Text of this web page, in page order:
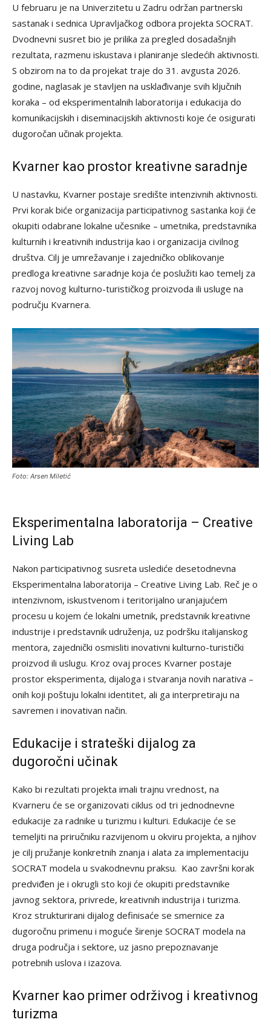
U februaru je na Univerzitetu u Zadru održan partnerski
sastanak i sednica Upravljačkog odbora projekta SOCRAT.
Dvodnevni susret bio je prilika za pregled dosadašnjih
rezultata, razmenu iskustava i planiranje sledećih aktivnosti.
S obzirom na to da projekat traje do 31. avgusta 2026.
godine, naglasak je stavljen na usklađivanje svih ključnih
koraka – od eksperimentalnih laboratorija i edukacija do
komunikacijskih i diseminacijskih aktivnosti koje će osigurati
dugoročan učinak projekta.
Kvarner kao prostor kreativne saradnje
U nastavku, Kvarner postaje središte intenzivnih aktivnosti.
Prvi korak biće organizacija participativnog sastanka koji će
okupiti odabrane lokalne učesnike – umetnika, predstavnika
kulturnih i kreativnih industrija kao i organizacija civilnog
društva. Cilj je umrežavanje i zajedničko oblikovanje
predloga kreativne saradnje koja će poslužiti kao temelj za
razvoj novog kulturno-turističkog proizvoda ili usluge na
području Kvarnera.
Foto: Arsen Miletić
Eksperimentalna laboratorija – Creative
Living Lab
Nakon participativnog susreta uslediće desetodnevna
Eksperimentalna laboratorija – Creative Living Lab. Reč je o
intenzivnom, iskustvenom i teritorijalno uranjajućem
procesu u kojem će lokalni umetnik, predstavnik kreativne
industrije i predstavnik udruženja, uz podršku italijanskog
mentora, zajednički osmisliti inovativni kulturno-turistički
proizvod ili uslugu. Kroz ovaj proces Kvarner postaje
prostor eksperimenta, dijaloga i stvaranja novih narativa –
onih koji poštuju lokalni identitet, ali ga interpretiraju na
savremen i inovativan način.
Edukacije i strateški dijalog za
dugoročni učinak
Kako bi rezultati projekta imali trajnu vrednost, na
Kvarneru će se organizovati ciklus od tri jednodnevne
edukacije za radnike u turizmu i kulturi. Edukacije će se
temeljiti na priručniku razvijenom u okviru projekta, a njihov
je cilj pružanje konkretnih znanja i alata za implementaciju
SOCRAT modela u svakodnevnu praksu. Kao završni korak
predviđen je i okrugli sto koji će okupiti predstavnike
javnog sektora, privrede, kreativnih industrija i turizma.
Kroz strukturirani dijalog definisaće se smernice za
dugoročnu primenu i moguće širenje SOCRAT modela na
druga područja i sektore, uz jasno prepoznavanje
potrebnih uslova i izazova.
Kvarner kao primer održivog i kreativnog
turizma